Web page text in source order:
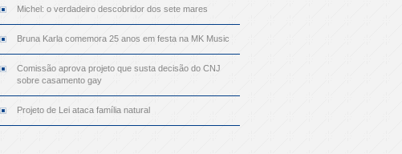
Michel: o verdadeiro descobridor dos sete mares
Bruna Karla comemora 25 anos em festa na MK Music
Comissão aprova projeto que susta decisão do CNJ
sobre casamento gay
Projeto de Lei ataca família natural